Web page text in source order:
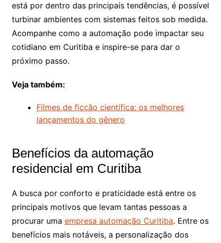
está por dentro das principais tendências, é possível
turbinar ambientes com sistemas feitos sob medida.
Acompanhe como a automação pode impactar seu
cotidiano em Curitiba e inspire-se para dar o
próximo passo.
Veja também:
Filmes de ficção científica: os melhores
lançamentos do gênero
Benefícios da automação
residencial em Curitiba
A busca por conforto e praticidade está entre os
principais motivos que levam tantas pessoas a
procurar uma empresa automação Curitiba. Entre os
benefícios mais notáveis, a personalização dos